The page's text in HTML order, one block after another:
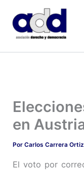
contenido
en
PorCarlos Carrera
El voto por